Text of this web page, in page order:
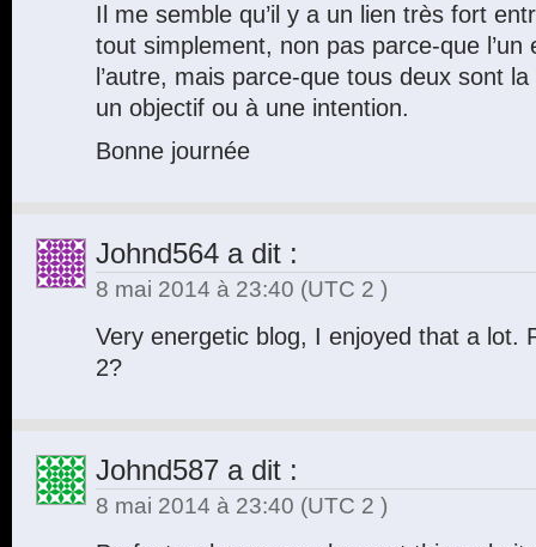
Il me semble qu’il y a un lien très fort
tout simplement, non pas parce-que l’un
l’autre, mais parce-que tous deux sont
un objectif ou à une intention.
Bonne journée
Johnd564 a dit :
8 mai 2014 à 23:40 (UTC 2 )
Very energetic blog, I enjoyed that a lot.
2?
Johnd587 a dit :
8 mai 2014 à 23:40 (UTC 2 )